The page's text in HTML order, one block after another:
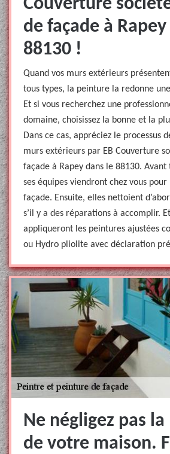
Couverture
de façade à
88130 !
Quand vos murs extérieurs
tous types, la peinture la redonne
Et si vous recherchez une
domaine, choisissez la bonne et la
Dans ce cas, appréciez le processus
murs extérieurs par EB Couverture
façade à Rapey dans le 88130. Avant
ses équipes viendront chez vous
façade. Ensuite, elles nettoient
s’il y a des réparations à accomplir.
appliqueront les peintures ajustées
ou Hydro pliolite avec déclaration
Ne négligez pas
de votre maison.